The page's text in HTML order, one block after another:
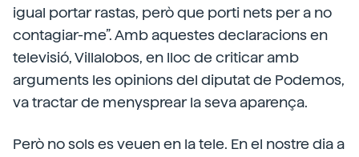
igual portar rastas, però que porti nets per a no
contagiar-me”. Amb aquestes declaracions en
televisió, Villalobos, en lloc de criticar amb
arguments les opinions del diputat de Podemos,
va tractar de menysprear la seva aparença.
Però no sols es veuen en la tele. En el nostre dia a